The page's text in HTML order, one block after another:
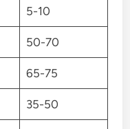
5-10
50-70
65-75
35-50